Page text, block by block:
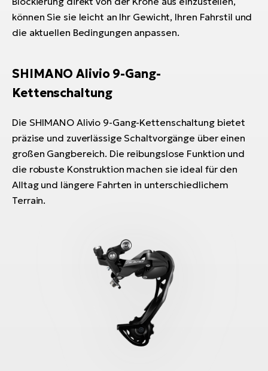
können Sie sie leicht an Ihr Gewicht, Ihren Fahrstil und
die aktuellen Bedingungen anpassen.
SHIMANO Alivio 9-Gang-
Kettenschaltung
Die SHIMANO Alivio 9-Gang-Kettenschaltung bietet
präzise und zuverlässige Schaltvorgänge über einen
großen Gangbereich. Die reibungslose Funktion und
die robuste Konstruktion machen sie ideal für den
Alltag und längere Fahrten in unterschiedlichem
Terrain.